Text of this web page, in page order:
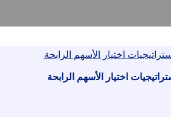
اختيار الأسهم الرابحة